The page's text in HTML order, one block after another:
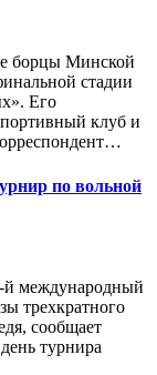
борцы Минской
стадии
Его
клуб и
по вольной
й международный
трехкратного
сообщает
турнира